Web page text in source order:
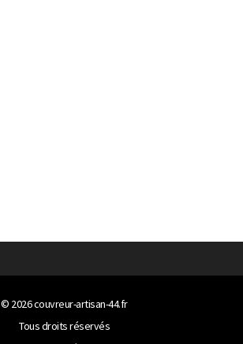
© 2026couvreur-artisan-44.fr
Tous droits réservés